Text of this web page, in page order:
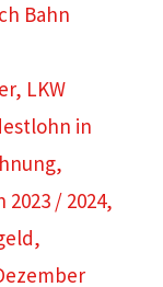
Bahn
, LKW
in
,
/ 2024,
,